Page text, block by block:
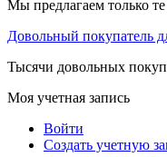
Мы предлагаем только
Довольный покупатель
Тысячи довольных
Моя учетная запись
Войти
Создать учетную